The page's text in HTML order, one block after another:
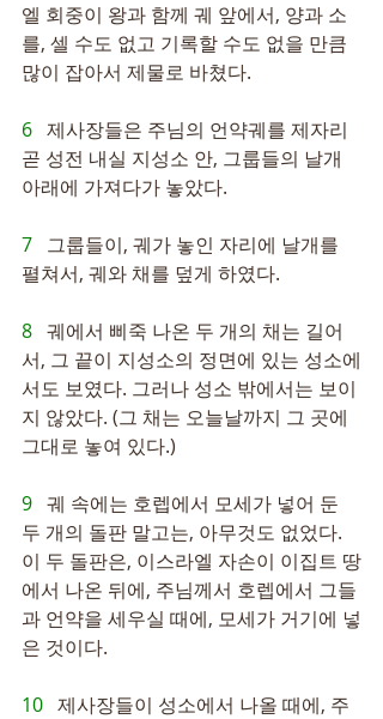
엘 회중이 왕과 함께 궤 앞에서, 양과 소
를, 셀 수도 없고 기록할 수도 없을 만큼
많이 잡아서 제물로 바쳤다.
6 제사장들은 주님의 언약궤를 제자리
곧 성전 내실 지성소 안, 그룹들의 날개
아래에 가져다가 놓았다.
7 그룹들이, 궤가 놓인 자리에 날개를
펼쳐서, 궤와 채를 덮게 하였다.
8 궤에서 삐죽 나온 두 개의 채는 길어
서, 그 끝이 지성소의 정면에 있는 성소에
서도 보였다. 그러나 성소 밖에서는 보이
지 않았다. (그 채는 오늘날까지 그 곳에
그대로 놓여 있다.)
9 궤 속에는 호렙에서 모세가 넣어 둔
두 개의 돌판 말고는, 아무것도 없었다.
이 두 돌판은, 이스라엘 자손이 이집트 땅
에서 나온 뒤에, 주님께서 호렙에서 그들
과 언약을 세우실 때에, 모세가 거기에 넣
은 것이다.
10 제사장들이 성소에서 나올 때에, 주